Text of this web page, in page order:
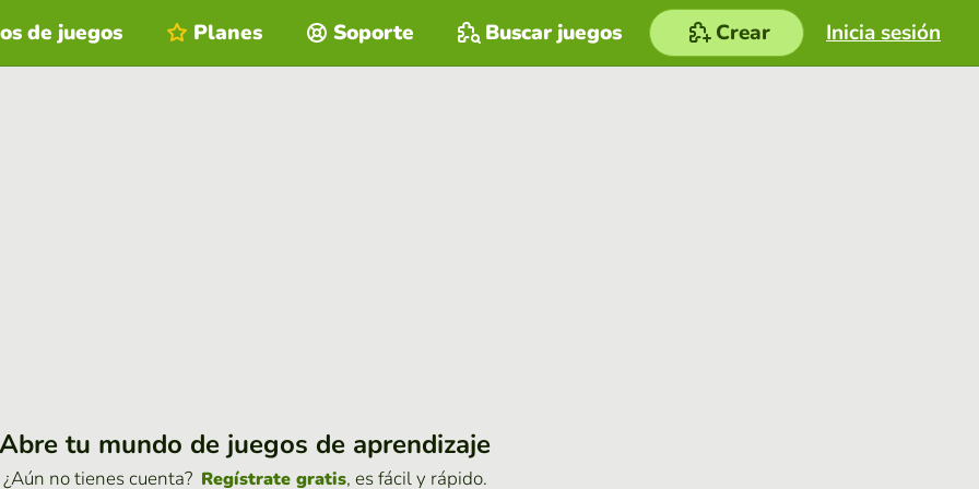
Inicia sesión
de juegos Planes Soporte Buscar juegos Crear
Abre tu mundo de juegos de aprendizaje
¿Aún no tienes cuenta? Regístrate gratis, es fácil y rápido.